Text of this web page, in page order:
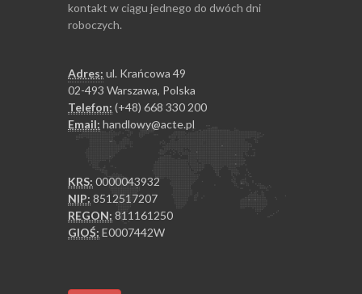
kontakt w ciągu jednego do dwóch dni
roboczych.
Adres: ul. Krańcowa 49
02-493 Warszawa, Polska
Telefon: (+48) 668 330 200
Email: handlowy@acte.pl
KRS: 0000043932
NIP: 8512517207
REGON: 811161250
GIOŚ: E0007442W